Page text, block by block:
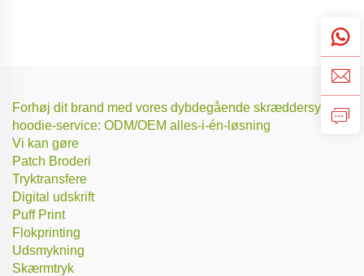
Forhøj dit brand med vores dybdegående skræddersyede
hoodie-service: ODM/OEM alles-i-én-løsning
Vi kan gøre
Patch Broderi
Tryktransfere
Digital udskrift
Puff Print
Flokprinting
Udsmykning
Skærmtryk